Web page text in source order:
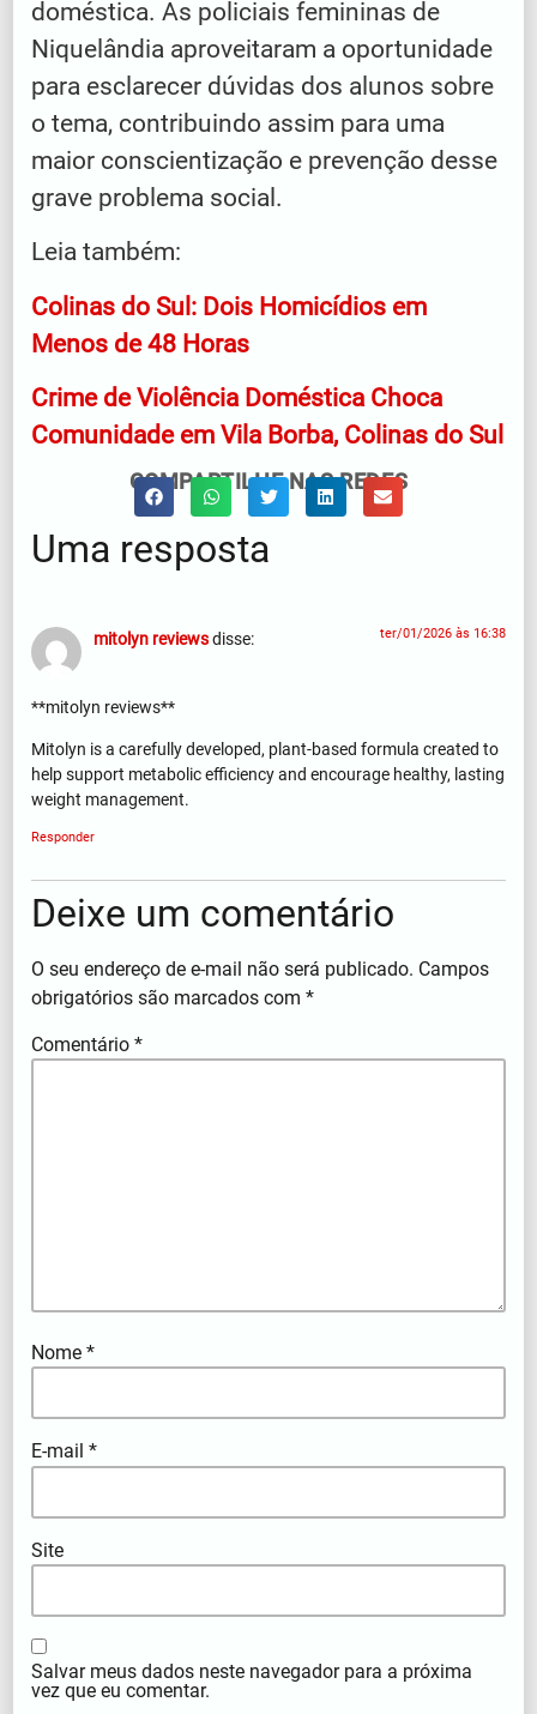
doméstica. As policiais femininas de
Niquelândia aproveitaram a oportunidade
para esclarecer dúvidas dos alunos sobre
o tema, contribuindo assim para uma
maior conscientização e prevenção desse
grave problema social.
Leia também:
Colinas do Sul: Dois Homicídios em
Menos de 48 Horas
Crime de Violência Doméstica Choca
Comunidade em Vila Borba, Colinas do Sul
COMPARTILHE NAS REDES
Uma resposta
mitolyn reviewsdisse: ter/01/2026 às 16:38
**mitolyn reviews**
Mitolyn is a carefully developed, plant-based formula created to
help support metabolic efficiency and encourage healthy, lasting
weight management.
Responder
Deixe um comentário
O seu endereço de e-mail não será publicado. Campos
obrigatórios são marcados com*
Comentário*
Nome*
E-mail*
Site
Salvar meus dados neste navegador para a próxima
vez que eu comentar.